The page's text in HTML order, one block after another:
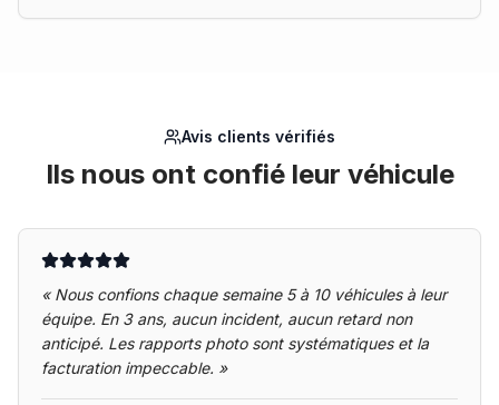
Avis clients vérifiés
Ils nous ont confié leur véhicule
« Nous confions chaque semaine 5 à 10 véhicules à leur
équipe. En 3 ans, aucun incident, aucun retard non
anticipé. Les rapports photo sont systématiques et la
facturation impeccable. »